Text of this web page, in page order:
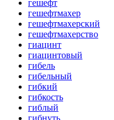
гешефт
гешефтмахер
гешефтмахерский
гешефтмахерство
гиацинт
гиацинтовый
гибель
гибельный
гибкий
гибкость
гиблый
гибнуть